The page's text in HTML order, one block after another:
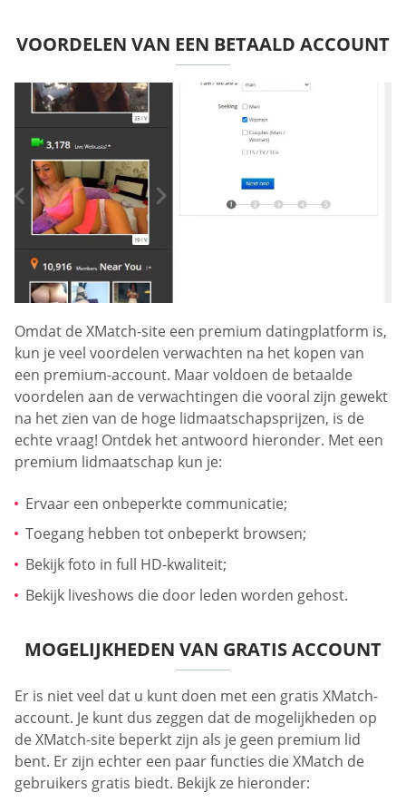
VOORDELEN VAN EEN BETAALD ACCOUNT
Omdat de XMatch-site een premium datingplatform is,
kun je veel voordelen verwachten na het kopen van
een premium-account. Maar voldoen de betaalde
voordelen aan de verwachtingen die vooral zijn gewekt
na het zien van de hoge lidmaatschapsprijzen, is de
echte vraag! Ontdek het antwoord hieronder. Met een
premium lidmaatschap kun je:
Ervaar een onbeperkte communicatie;
Toegang hebben tot onbeperkt browsen;
Bekijk foto in full HD-kwaliteit;
Bekijk liveshows die door leden worden gehost.
MOGELIJKHEDEN VAN GRATIS ACCOUNT
Er is niet veel dat u kunt doen met een gratis XMatch-
account. Je kunt dus zeggen dat de mogelijkheden op
de XMatch-site beperkt zijn als je geen premium lid
bent. Er zijn echter een paar functies die XMatch de
gebruikers gratis biedt. Bekijk ze hieronder: